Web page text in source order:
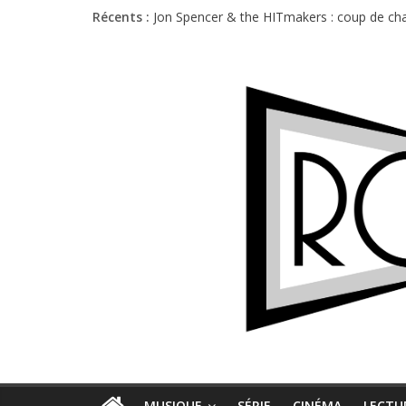
Récents : Jon Spencer & the HITmakers : coup de
Charlie Puth à l’Olympia : la leçon de pop